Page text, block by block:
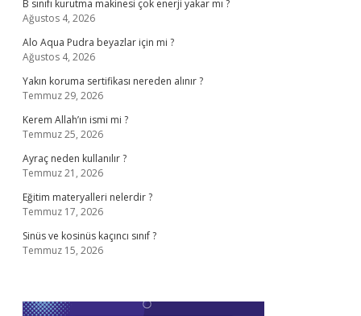
B sınıfı kurutma makinesi çok enerji yakar mı ?
Ağustos 4, 2026
Alo Aqua Pudra beyazlar için mi ?
Ağustos 4, 2026
Yakın koruma sertifikası nereden alınır ?
Temmuz 29, 2026
Kerem Allah’ın ismi mi ?
Temmuz 25, 2026
Ayraç neden kullanılır ?
Temmuz 21, 2026
Eğitim materyalleri nelerdir ?
Temmuz 17, 2026
Sinüs ve kosinüs kaçıncı sınıf ?
Temmuz 15, 2026